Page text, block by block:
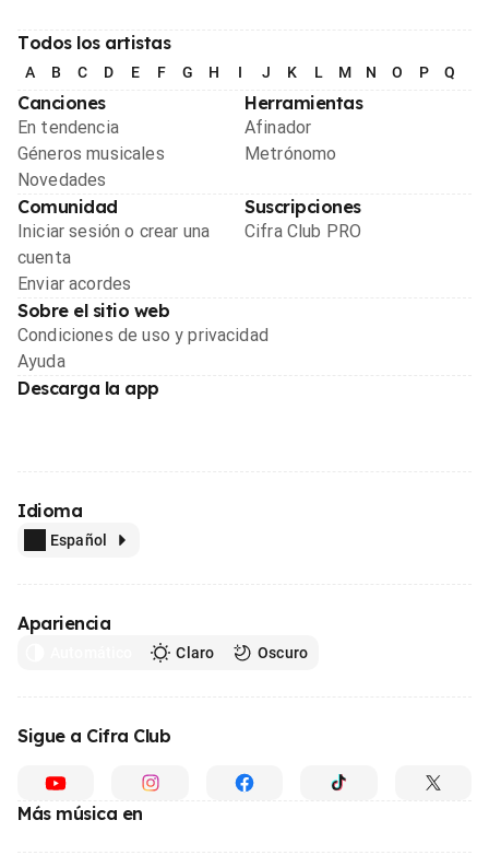
Todos los artistas
A B C D E F G H I J K L M N O P Q
Canciones
En tendencia
Géneros musicales
Novedades
Herramientas
Afinador
Metrónomo
Comunidad
Iniciar sesión o crear una
cuenta
Enviar acordes
Suscripciones
Cifra Club PRO
Sobre el sitio web
Condiciones de uso y privacidad
Ayuda
Descarga la app
Idioma
Español
Apariencia
Claro Oscuro
Sigue a Cifra Club
Más música en